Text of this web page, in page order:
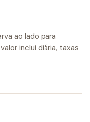
ao lado para
inclui diária, taxas